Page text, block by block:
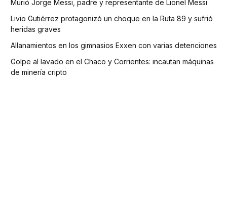
Murió Jorge Messi, padre y representante de Lionel Messi
Livio Gutiérrez protagonizó un choque en la Ruta 89 y sufrió
heridas graves
Allanamientos en los gimnasios Exxen con varias detenciones
Golpe al lavado en el Chaco y Corrientes: incautan máquinas
de minería cripto